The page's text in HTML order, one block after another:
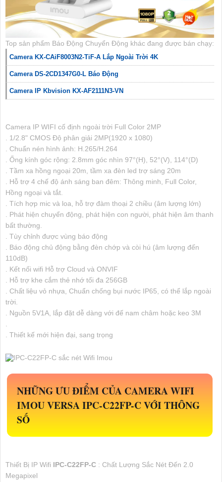
Top sản phẩm Báo Động Chuyển Động khác đang được bán chạy:
Camera KX-CAiF8003N2-TiF-A Lắp Ngoài Trời 4K
Camera DS-2CD1347G0-L Báo Động
Camera IP Kbvision KX-AF2111N3-VN
Camera IP WIFI cố định ngoài trời Full Color 2MP
. 1/2.8" CMOS Độ phân giải 2MP(1920 x 1080)
. Chuẩn nén hình ảnh: H.265/H.264
. Ống kính góc rộng: 2.8mm góc nhìn 97°(H), 52°(V), 114°(D)
. Tầm xa hồng ngoại 20m, tầm xa đèn led trợ sáng 20m
. Hỗ trợ 4 chế độ ánh sáng ban đêm: Thông minh, Full Color,
Hồng ngoại và tắt.
. Tích hợp mic và loa, hỗ trợ đàm thoại 2 chiều (âm lượng lớn)
. Phát hiện chuyển động, phát hiện con người, phát hiện âm thanh
bất thường.
. Tùy chỉnh được vùng báo động
. Báo động chủ động bằng đèn chớp và còi hú (âm lượng đến
110dB)
. Kết nối wifi Hỗ trợ Cloud và ONVIF
. Hỗ trợ khe cắm thẻ nhớ tối đa 256GB
. Chất liệu vỏ nhựa, Chuẩn chống bụi nước IP65, có thể lắp ngoài
trời.
. Nguồn 5V1A, lắp đặt dễ dàng với đế nam châm hoặc keo 3M
.
. Thiết kế mới hiện đại, sang trọng
NHỮNG ƯU ĐIỂM CỦA CAMERA WIFI
IMOU VERSAIPC-C22FP-CVỚI THÔNG
SỐ
Thiết Bị IP Wifi IPC-C22FP-C : Chất Lượng Sắc Nét Đến 2.0
Megapixel